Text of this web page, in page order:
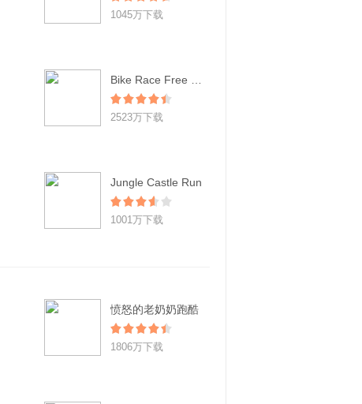
1045万下载
2523万下载
Jungle Castle Run
1001万下载
愤怒的老奶奶跑酷
1806万下载